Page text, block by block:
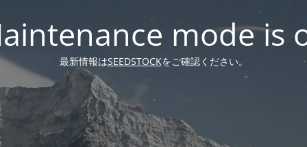
mode is
最新情報はSEEDSTOCKをご確認ください。